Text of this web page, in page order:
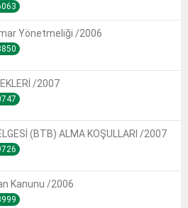
Yönetmeliği /2006
/2007
(BTB) ALMA KOŞULLARI /2007
Kanunu /2006